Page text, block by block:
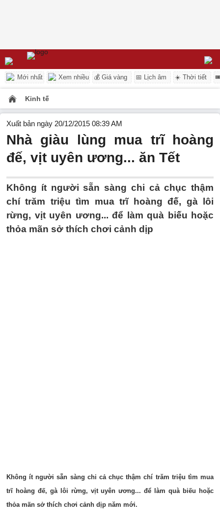
Mới nhất Xem nhiều 💰 Giá vàng 📅 Lịch âm ☀️ Thời tiết
Kinh tế
Xuất bản ngày 20/12/2015 08:39 AM
Nhà giàu lùng mua trĩ hoàng
đế, vịt uyên ương... ăn Tết
Không ít người sẵn sàng chi cả chục thậm
chí trăm triệu tìm mua trĩ hoàng đế, gà lôi
rừng, vịt uyên ương... để làm quà biếu hoặc
thỏa mãn sở thích chơi cảnh dịp
Không ít người sẵn sàng chi cả chục thậm chí trăm triệu tìm mua
trĩ hoàng đế, gà lôi rừng, vịt uyên ương... để làm quà biếu hoặc
thỏa mãn sở thích chơi cảnh dịp năm mới.